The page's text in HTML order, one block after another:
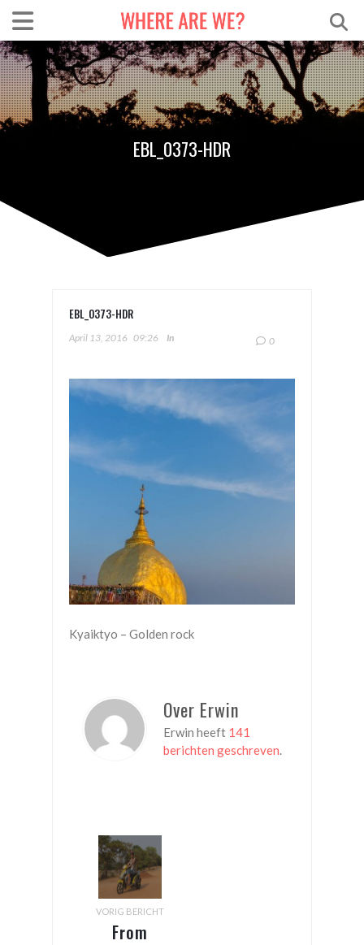
EBL_0373-HDR
EBL_0373-HDR
April 13, 2016 09:26 In 0
Kyaiktyo – Golden rock
Over Erwin
Erwin heeft 141
berichten geschreven.
VORIG BERICHT
From